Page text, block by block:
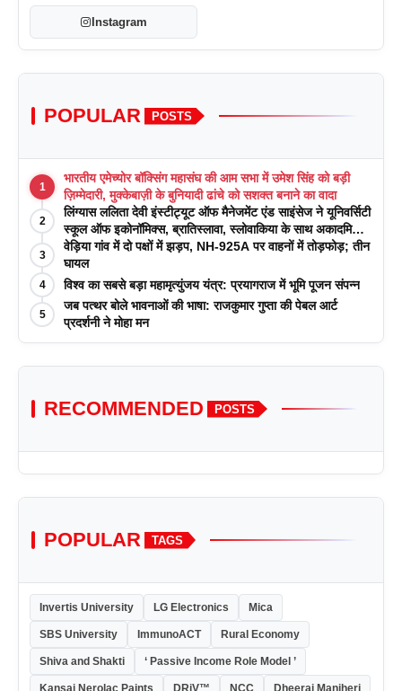
Instagram
POPULAR POSTS
1
भारतीय एमेच्योर बॉक्सिंग महासंघ की आम सभा में उमेश सिंह को बड़ी
ज़िम्मेदारी, मुक्केबाज़ी के बुनियादी ढांचे को सशक्त बनाने का वादा
2
लिंग्यास ललिता देवी इंस्टीट्यूट ऑफ मैनेजमेंट एंड साइंसेज ने यूनिवर्सिटी
स्कूल ऑफ इकोनॉमिक्स, ब्रातिस्लावा, स्लोवाकिया के साथ अकादमिक
पत्रिकाओं में प्रकाशन रणनीतियों पर एक दिवसीय कार्यशाला का
आयोजन किया
3
वेड़िया गांव में दो पक्षों में झड़प, NH-925A पर वाहनों में तोड़फोड़; तीन
घायल
4 विश्व का सबसे बड़ा महामृत्युंजय यंत्र: प्रयागराज में भूमि पूजन संपन्न
5
जब पत्थर बोले भावनाओं की भाषा: राजकुमार गुप्ता की पेबल आर्ट
प्रदर्शनी ने मोहा मन
RECOMMENDED POSTS
POPULAR TAGS
Invertis University LG Electronics Mica
SBS University ImmunoACT Rural Economy
Shiva and Shakti ‘ Passive Income Role Model ’
Kansai Nerolac Paints DRiV™ NCC Dheeraj Manjheri